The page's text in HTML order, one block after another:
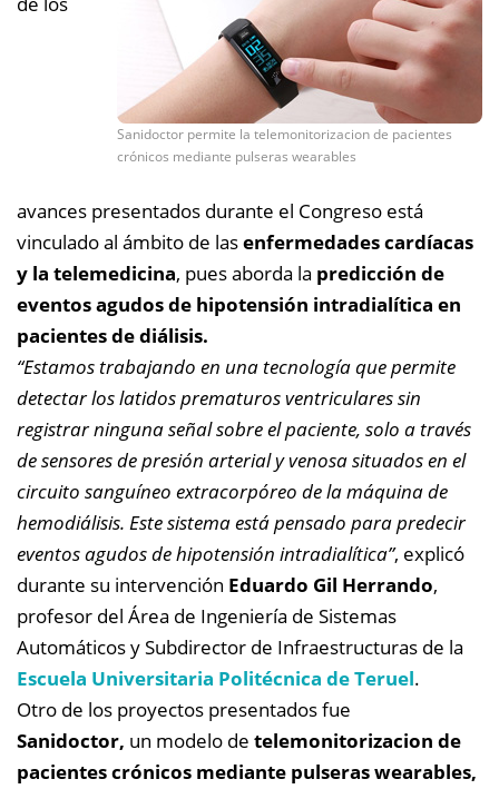
Sanidoctor permite la telemonitorizacion de pacientes
crónicos mediante pulseras wearables
avances presentados durante el Congreso está
vinculado al ámbito de lasenfermedades cardíacas
y la telemedicina, pues aborda la predicción de
eventos agudos de hipotensión intradialítica en
pacientes de diálisis.
“Estamos trabajando en una tecnología que permite
detectar los latidos prematuros ventriculares sin
registrar ninguna señal sobre el paciente, solo a través
de sensores de presión arterial y venosa situados en el
circuito sanguíneo extracorpóreo de la máquina de
hemodiálisis. Este sistema está pensado para predecir
eventos agudos de hipotensión intradialítica”, explicó
durante su intervención Eduardo Gil Herrando,
profesor del Área de Ingeniería de Sistemas
Automáticos y Subdirector de Infraestructuras de la
Escuela Universitaria Politécnica de Teruel.
Otro de los proyectos presentados fue
Sanidoctor, un modelo de telemonitorizacion de
pacientes crónicos mediante pulseras wearables,